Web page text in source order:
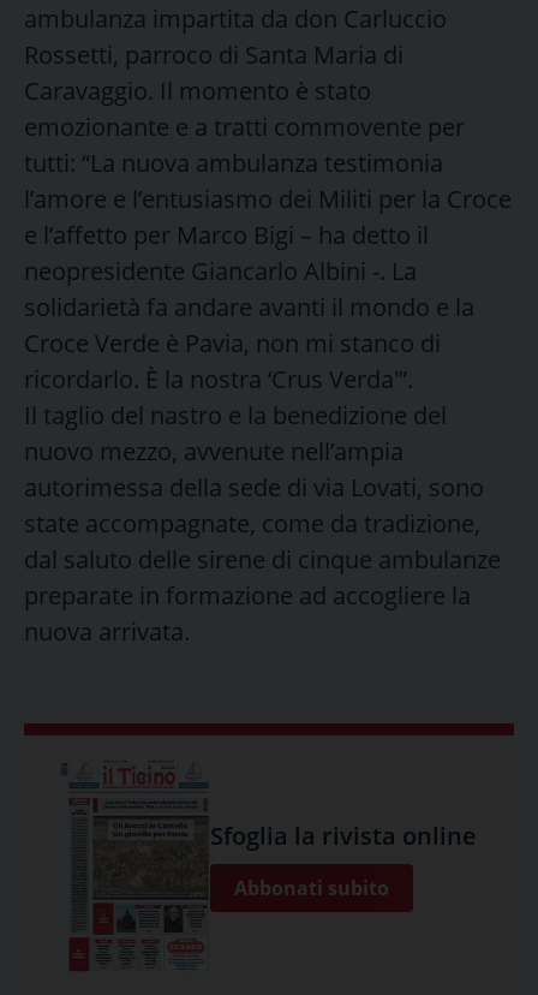
ambulanza impartita da don Carluccio
Rossetti, parroco di Santa Maria di
Caravaggio. Il momento è stato
emozionante e a tratti commovente per
tutti: “La nuova ambulanza testimonia
l’amore e l’entusiasmo dei Militi per la Croce
e l’affetto per Marco Bigi – ha detto il
neopresidente Giancarlo Albini -. La
solidarietà fa andare avanti il mondo e la
Croce Verde è Pavia, non mi stanco di
ricordarlo. È la nostra ‘Crus Verda'”.
Il taglio del nastro e la benedizione del
nuovo mezzo, avvenute nell’ampia
autorimessa della sede di via Lovati, sono
state accompagnate, come da tradizione,
dal saluto delle sirene di cinque ambulanze
preparate in formazione ad accogliere la
nuova arrivata.
Sfoglia la rivista online
Abbonati subito